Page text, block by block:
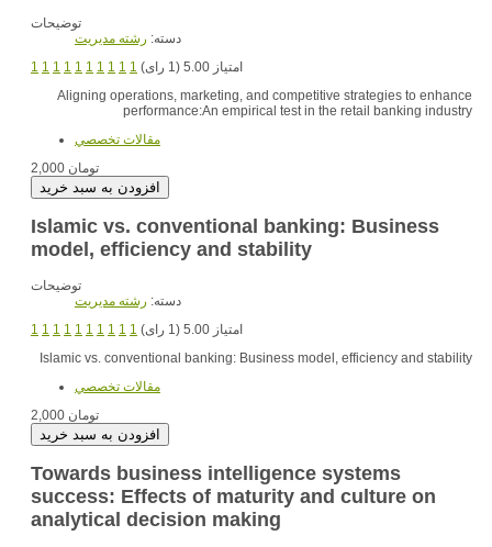
توضیحات
دسته: رشته مديريت
1 1 1 1 1 1 1 1 1 1
امتیاز 5.00 (1 رای)
Aligning operations, marketing, and competitive strategies to enhance
performance:An empirical test in the retail banking industry
مقالات تخصصي
2,000 تومان
Islamic vs. conventional banking: Business
model, efficiency and stability
توضیحات
دسته: رشته مديريت
1 1 1 1 1 1 1 1 1 1
امتیاز 5.00 (1 رای)
Islamic vs. conventional banking: Business model, efficiency and stability
مقالات تخصصي
2,000 تومان
Towards business intelligence systems
success: Effects of maturity and culture on
analytical decision making